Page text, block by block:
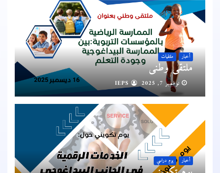
أخبار ملتقيات
ملتقى وطني
نوفمبر 7, 2025
أخبار يوم دراسي